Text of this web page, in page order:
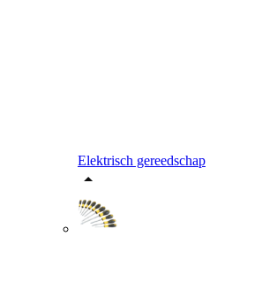
Elektrisch gereedschap